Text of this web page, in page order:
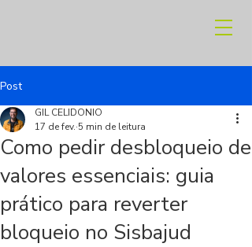
Post
Como pedir desbloqueio de
valores essenciais: guia
prático para reverter
bloqueio no Sisbajud
GIL CELIDONIO
17 de fev. 5 min de leitura